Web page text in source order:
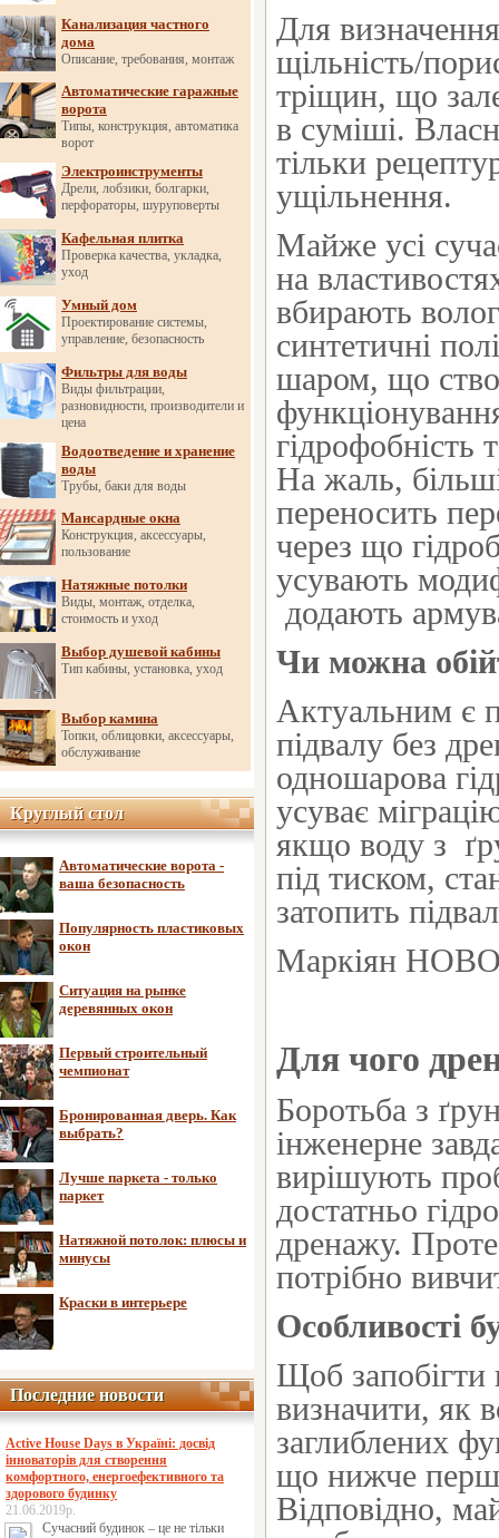
Канализация частного
дома
Описание, требования, монтаж
Автоматические гаражные
ворота
Типы, конструкция, автоматика
ворот
Электроинструменты
Дрели, лобзики, болгарки,
перфораторы, шуруповерты
Кафельная плитка
Проверка качества, укладка,
уход
Умный дом
Проектирование системы,
управление, безопасность
Фильтры для воды
Виды фильтрации,
разновидности, производители и
цена
Водоотведение и хранение
воды
Трубы, баки для воды
Мансардные окна
Конструкция, аксессуары,
пользование
Натяжные потолки
Виды, монтаж, отделка,
стоимость и уход
Выбор душевой кабины
Тип кабины, установка, уход
Выбор камина
Топки, облицовки, аксессуары,
обслуживание
Круглый стол
Круглый стол
Автоматические ворота -
ваша безопасность
Популярность пластиковых
окон
Ситуация на рынке
деревянных окон
Первый строительный
чемпионат
Бронированная дверь. Как
выбрать?
Лучше паркета - только
паркет
Натяжной потолок: плюсы и
минусы
Краски в интерьере
Последние новости
Последние новости
Active House Days в Україні: досвід
інноваторів для створення
комфортного, енергоефективного та
здорового будинку
21.06.2019р.
Сучасний будинок – це не тільки
Для
щільність/
тріщин, що
в суміші.
тільки
ущільнення.
Майже усі
на
вбирають
синтетичні
шаром, що
гідрофобність
На жаль,
переносить
через що
усувають
додають
Чи можна
Актуальним є
підвалу без
одношарова
усуває
якщо воду з
під тиском,
затопить
Маркіян
Для чого
Боротьба з
інженерне
вирішують
достатньо
дренажу.
потрібно
Особливості
Щоб запобігти
визначити, як
заглиблених
що нижче
Відповідно,